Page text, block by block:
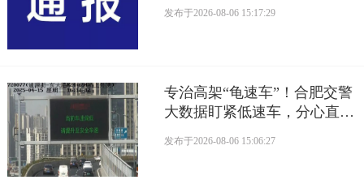
发布于2026-08-06 15:17:29
专治高架“龟速车”！合肥交警
大数据盯紧低速车，分心直接
发布于2026-08-06 15:06:27